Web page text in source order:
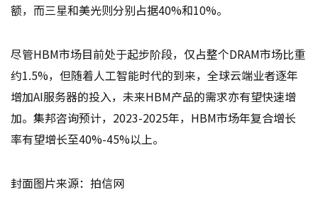
额，而三星和美光则分别占据40%和10%。
尽管HBM市场目前处于起步阶段，仅占整个DRAM市场比重
约1.5%，但随着人工智能时代的到来，全球云端业者逐年
增加AI服务器的投入，未来HBM产品的需求亦有望快速增
加。集邦咨询预计，2023-2025年，HBM市场年复合增长
率有望增长至40%-45%以上。
封面图片来源：拍信网